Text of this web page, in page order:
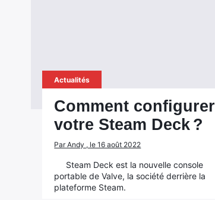
Actualités
Comment configurer
votre Steam Deck ?
Par Andy , le 16 août 2022
Steam Deck est la nouvelle console
portable de Valve, la société derrière la
plateforme Steam.